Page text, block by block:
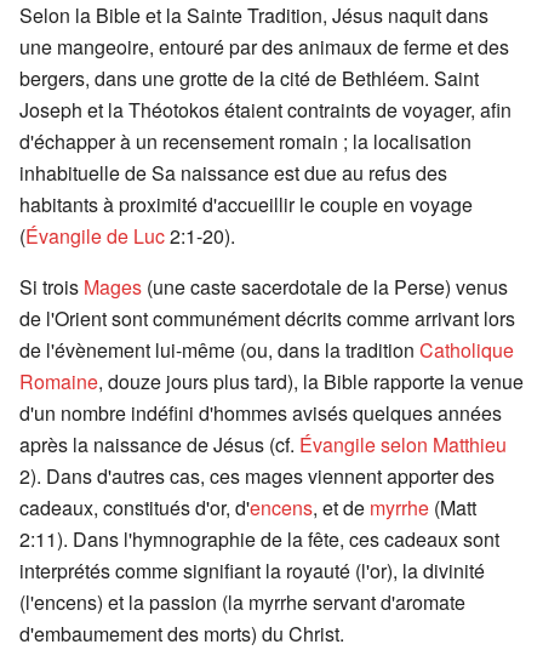
Selon la Bible et la Sainte Tradition, Jésus naquit dans
une mangeoire, entouré par des animaux de ferme et des
bergers, dans une grotte de la cité de Bethléem. Saint
Joseph et la Théotokos étaient contraints de voyager, afin
d'échapper à un recensement romain ; la localisation
inhabituelle de Sa naissance est due au refus des
habitants à proximité d'accueillir le couple en voyage
(Évangile de Luc2:1-20).
Si trois Mages (une caste sacerdotale de la Perse) venus
de l'Orient sont communément décrits comme arrivant lors
de l'évènement lui-même (ou, dans la tradition Catholique
Romaine, douze jours plus tard), la Bible rapporte la venue
d'un nombre indéfini d'hommes avisés quelques années
après la naissance de Jésus (cf. Évangile selon Matthieu
2). Dans d'autres cas, ces mages viennent apporter des
cadeaux, constitués d'or, d'encens, et de myrrhe (Matt
2:11). Dans l'hymnographie de la fête, ces cadeaux sont
interprétés comme signifiant la royauté (l'or), la divinité
(l'encens) et la passion (la myrrhe servant d'aromate
d'embaumement des morts) du Christ.